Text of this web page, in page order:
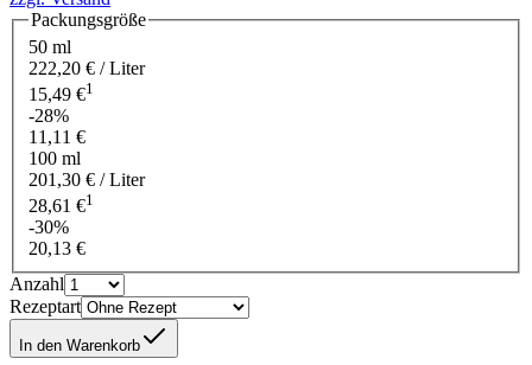
Packungsgröße
50 ml
222,20 € / Liter
15,49 €1
-28%
11,11 €
100 ml
201,30 € / Liter
28,61 €1
-30%
20,13 €
Anzahl
Rezeptart
In den Warenkorb